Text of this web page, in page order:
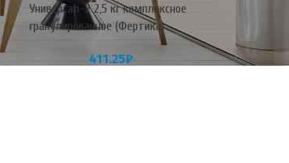
Универсал-2 2,5 кг комплексное
гранулированное (Фертика)
411.25₽